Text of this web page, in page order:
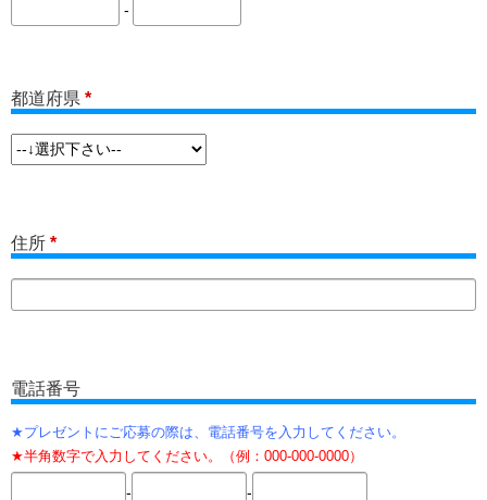
-
都道府県 *
住所 *
電話番号
プレゼントにご応募の際は、電話番号を入力してください。
半角数字で入力してください。（例：000-000-0000）
- -